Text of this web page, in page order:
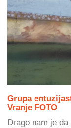
Grupa
Vranje FOTO
Drago nam je